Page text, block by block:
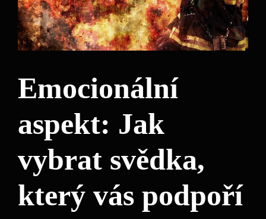
Emocionální
aspekt: Jak
vybrat svědka,
který vás podpoří